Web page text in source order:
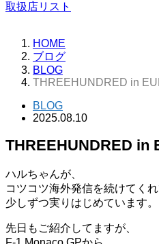
取扱店リスト
HOME
ブログ
BLOG
THREEHUNDRED in
BLOG
2025.08.10
THREEHUNDRED in
ハルちゃんが、
コツコツ海外発信を続けてくれ
少しずつ実りはじめています。
先日もご紹介してますが、